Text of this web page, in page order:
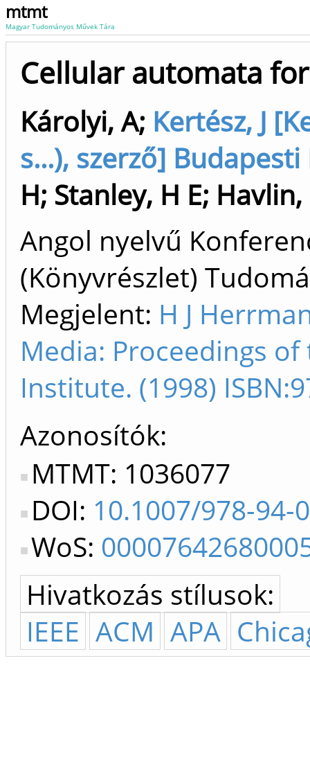
mtmt
Magyar Tudományos Művek Tára
Cellular automata
Károlyi, A; Kertész, J
s...), szerző]
H; Stanley, H E; Havlin,
Angol nyelvű
(Könyvrészlet)
Megjelent: H J
Media: Proceedings
Institute. (1998)
Azonosítók
MTMT: 1036077
DOI: 10.1007/978-94-
WoS:
Hivatkozás stílusok:
IEEE ACM APA